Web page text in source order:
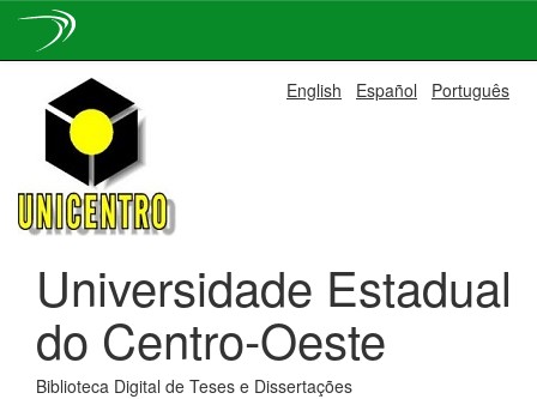
navigation
English Español Português
Universidade Estadual
do Centro-Oeste
Biblioteca Digital de Teses e Dissertações